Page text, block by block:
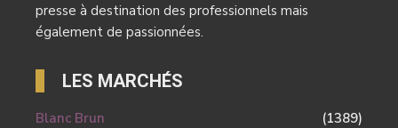
presse à destination des professionnels mais
également de passionnées.
LES MARCHÉS
Blanc Brun
(1389)